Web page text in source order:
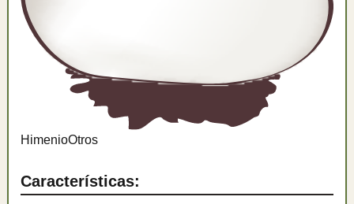
HimenioOtros
Características: